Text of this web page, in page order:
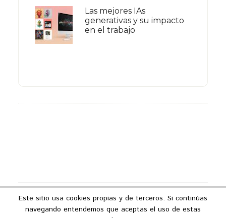
Las mejores IAs
generativas y su impacto
en el trabajo
Copyright © 2026 ·Podcast Industria 4.0
Este sitio usa cookies propias y de terceros. Si continúas
navegando entendemos que aceptas el uso de estas